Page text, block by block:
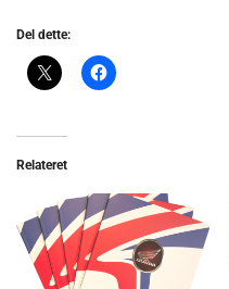
Del dette:
Relateret